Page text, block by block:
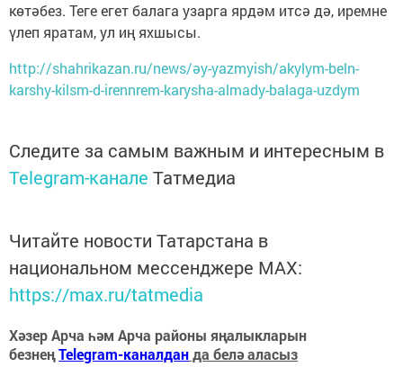
көтәбез. Теге егет балага узарга ярдәм итсә дә, иремне
үлеп яратам, ул иң яхшысы.
http://shahrikazan.ru/news/әy-yazmyish/akylym-beln-
karshy-kilsm-d-irennrem-karysha-almady-balaga-uzdym
Следите за самым важным и интересным в
Telegram-канале Татмедиа
Читайте новости Татарстана в
национальном мессенджере MАХ:
https://max.ru/tatmedia
Хәзер Арча һәм Арча районы яңалыкларын
безнеңTelegram-каналданда белә аласыз